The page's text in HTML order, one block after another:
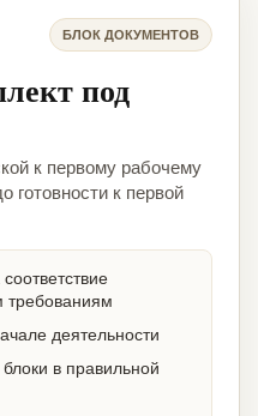
БЛОК ДОКУМЕНТОВ
под
к первому рабочему
готовности к первой
деятельности
в правильной